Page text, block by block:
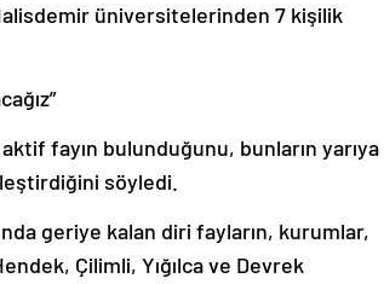
üniversitelerinden 7 kişilik
fayın bulunduğunu, bunların yarıya
söyledi.
geriye kalan diri fayların, kurumlar,
Çilimli, Yığılca ve Devrek